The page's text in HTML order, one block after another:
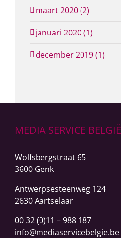
maart 2020 (2)
januari 2020 (1)
december 2019 (1)
MEDIA SERVICE BELGIË
Wolfsbergstraat 65
3600 Genk
Antwerpsesteenweg 124
2630 Aartselaar
00 32 (0)11 – 988 187
info@mediaservicebelgie.be